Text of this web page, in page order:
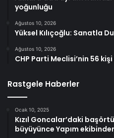
yoğunluğu
Ağustos 10, 2026
Yüksel Kılıçoğlu: Sanatla
Ağustos 10, 2026
CHP Parti Meclisi’nin 56
Rastgele Haberler
Ocak 10, 2025
Kızıl Goncalar’daki
büyüyünce Yapım